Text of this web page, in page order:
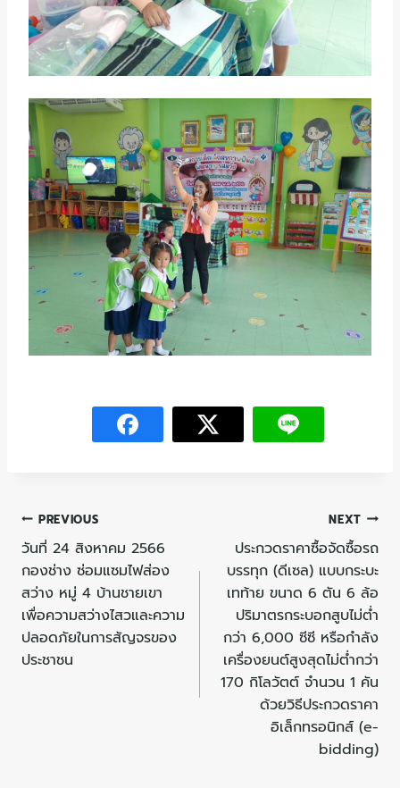
PREVIOUS
วันที่ 24 สิงหาคม 2566
กองช่าง ซ่อมแซมไฟส่อง
สว่าง หมู่ 4 บ้านชายเขา
เพื่อความสว่างไสวและความ
ปลอดภัยในการสัญจรของ
ประชาชน
NEXT
ประกวดราคาซื้อจัดซื้อรถ
บรรทุก (ดีเซล) แบบกระบะ
เทท้าย ขนาด 6 ตัน 6 ล้อ
ปริมาตรกระบอกสูบไม่ต่ำ
กว่า 6,000 ซีซี หรือกำลัง
เครื่องยนต์สูงสุดไม่ต่ำกว่า
170 กิโลวัตต์ จำนวน 1 คัน
ด้วยวิธีประกวดราคา
อิเล็กทรอนิกส์ (e-
bidding)